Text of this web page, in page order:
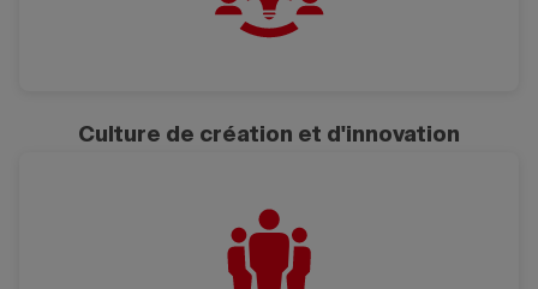
Culture de création et d'innovation